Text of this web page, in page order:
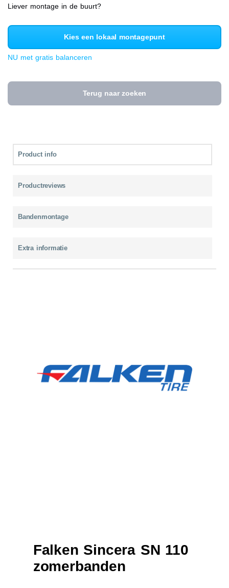
Liever montage in de buurt?
Kies een lokaal montagepunt
NU met gratis balanceren
Terug naar zoeken
Product info
Productreviews
Bandenmontage
Extra informatie
Falken Sincera SN 110
zomerbanden